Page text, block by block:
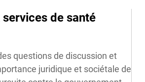
de santé
questions de discussion et
juridique et sociétale de